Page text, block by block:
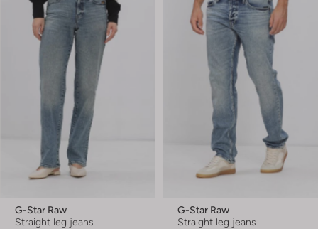
G-Star Raw
Straight leg jeans
G-Star Raw
Straight leg jeans